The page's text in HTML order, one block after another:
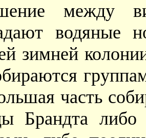
между
водяные
зимней
часть
Брандта